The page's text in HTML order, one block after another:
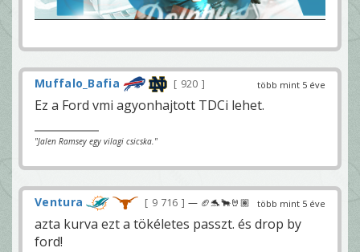
több mint 5 éve
Muffalo_Bafia 920
Ez a Ford vmi agyonhajtott TDCi lehet.
"Jalen Ramsey egy vilagi csicska."
több mint 5 éve
Ventura 9 716 — 🏈🐬🐂🤘🏽
azta kurva ezt a tökéletes passzt. és drop by
ford!